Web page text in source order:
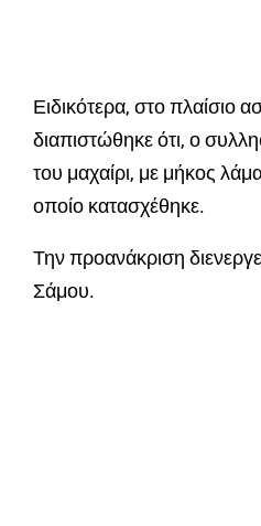
Ειδικότερα, στο πλαίσιο
διαπιστώθηκε ότι, ο
του μαχαίρι, με μήκος
οποίο κατασχέθηκε.
Την προανάκριση
Σάμου.